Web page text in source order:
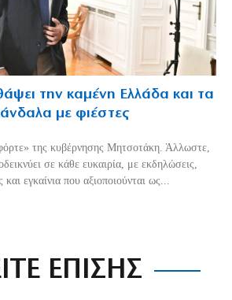
την καμένη Ελλάδα και τα
με φιέστες
της κυβέρνησης Μητσοτάκη. Άλλωστε,
σε κάθε ευκαιρία, με εκδηλώσεις,
και εγκαίνια που αξιοποιούνται ως...
ΕΠΙΣΗΣ